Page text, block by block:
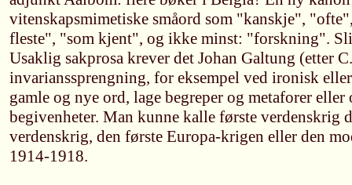
vitenskapsmimetiske småord som "kanskje",
fleste", "som kjent", og ikke minst: "forskning".
Usaklig sakprosa krever det Johan Galtung (etter
invarianssprengning, for eksempel ved ironisk
gamle og nye ord, lage begreper og metaforer
begivenheter. Man kunne kalle første verdenskrig
verdenskrig, den første Europa-krigen eller den
1914-1918.